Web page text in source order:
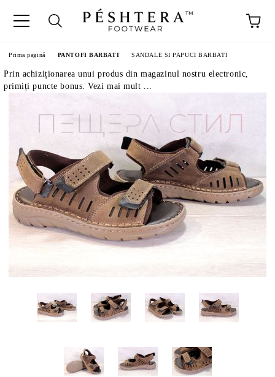
Prima pagină PANTOFI BARBATI SANDALE SI PAPUCI BARBATI
Prin achiziționarea unui produs din magazinul nostru electronic,
primiți puncte bonus. Vezi mai mult ...